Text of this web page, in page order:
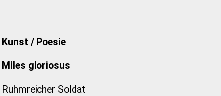
Kunst / Poesie
Miles gloriosus
Ruhmreicher Soldat